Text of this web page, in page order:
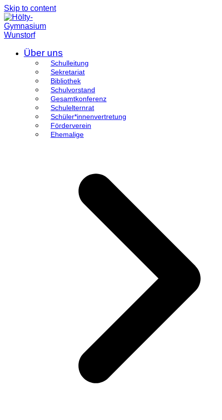
Skip to content
Über uns
Schulleitung
Sekretariat
Bibliothek
Schulvorstand
Gesamtkonferenz
Schulelternrat
Schüler*innenvertretung
Förderverein
Ehemalige